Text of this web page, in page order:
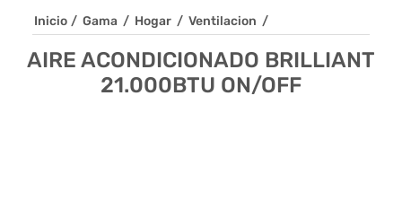
Inicio / Gama / Hogar / Ventilacion /
AIRE ACONDICIONADO BRILLIANT
21.000BTU ON/OFF